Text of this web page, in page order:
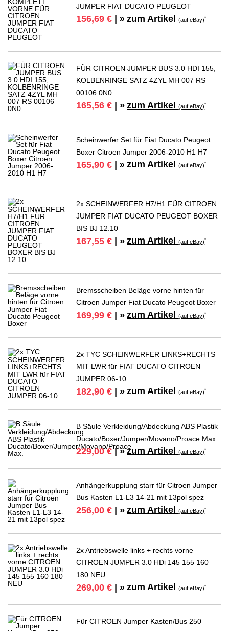
JUMPER FIAT DUCATO PEUGEOT
156,69 € | » zum Artikel(auf eBay)*
FÜR CITROEN JUMPER BUS 3.0 HDI 155,
KOLBENRINGE SATZ 4ZYL MH 007 RS
00106 0N0
165,56 € | » zum Artikel(auf eBay)*
Scheinwerfer Set für Fiat Ducato Peugeot
Boxer Citroen Jumper 2006-2010 H1 H7
165,90 € | » zum Artikel(auf eBay)*
2x SCHEINWERFER H7/H1 FÜR CITROEN
JUMPER FIAT DUCATO PEUGEOT BOXER
BIS BJ 12.10
167,55 € | » zum Artikel(auf eBay)*
Bremsscheiben Beläge vorne hinten für
Citroen Jumper Fiat Ducato Peugeot Boxer
169,99 € | » zum Artikel(auf eBay)*
2x TYC SCHEINWERFER LINKS+RECHTS
MIT LWR für FIAT DUCATO CITROEN
JUMPER 06-10
182,90 € | » zum Artikel(auf eBay)*
B Säule Verkleidung/Abdeckung ABS Plastik
Ducato/Boxer/Jumper/Movano/Proace Max.
229,00 €| » zum Artikel(auf eBay)*
Anhängerkupplung starr für Citroen Jumper
Bus Kasten L1-L3 14-21 mit 13pol spez
256,00 € | » zum Artikel(auf eBay)*
2x Antriebswelle links + rechts vorne
CITROEN JUMPER 3.0 HDi 145 155 160
180 NEU
269,00 € | » zum Artikel(auf eBay)*
Für CITROEN Jumper Kasten/Bus 250